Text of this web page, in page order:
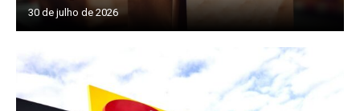
30 de julho de 2026